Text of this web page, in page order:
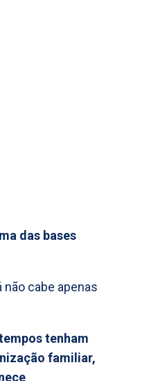
das bases
cabe apenas
tenham
familiar,